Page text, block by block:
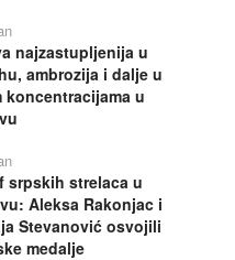
najzastupljenija u
ambrozija i dalje u
koncentracijama u
srpskih strelaca u
Aleksa Rakonjac i
Stevanović osvojili
medalje